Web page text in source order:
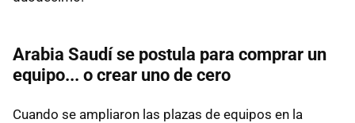
Arabia Saudí se postula para comprar un
equipo... o crear uno de cero
Cuando se ampliaron las plazas de equipos en la